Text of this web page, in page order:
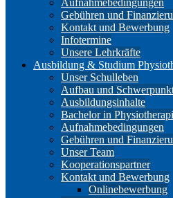
Aufnahmebedingungen
Gebühren und
Kontakt und Bewerbung
Infotermine
Unsere Lehrkräfte
Ausbildung & Studium
Unser Schulleben
Aufbau und
Ausbildungsinhalte
Bachelor in
Aufnahmebedingungen
Gebühren und
Unser Team
Kooperationspartner
Kontakt und Bewerbung
Onlinebewerbung